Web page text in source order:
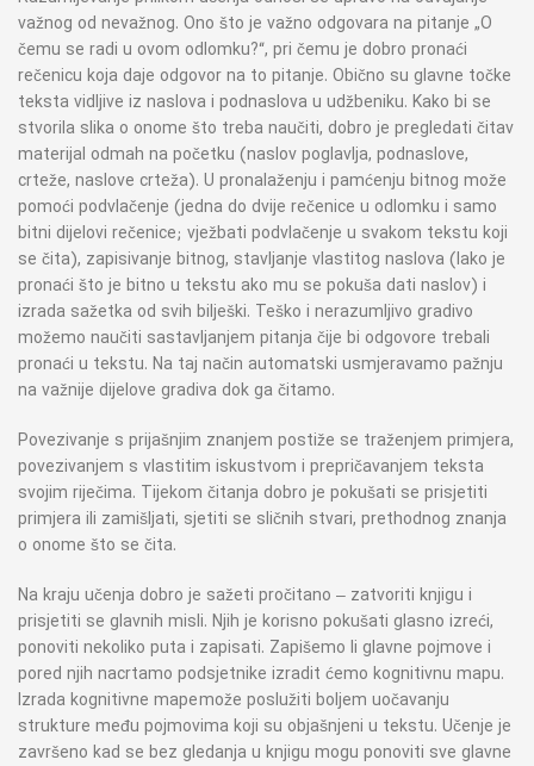
važnog od nevažnog. Ono što je važno odgovara na pitanje „O
čemu se radi u ovom odlomku?“, pri čemu je dobro pronaći
rečenicu koja daje odgovor na to pitanje. Obično su glavne točke
teksta vidljive iz naslova i podnaslova u udžbeniku. Kako bi se
stvorila slika o onome što treba naučiti, dobro je pregledati čitav
materijal odmah na početku (naslov poglavlja, podnaslove,
crteže, naslove crteža). U pronalaženju i pamćenju bitnog može
pomoći podvlačenje (jedna do dvije rečenice u odlomku i samo
bitni dijelovi rečenice; vježbati podvlačenje u svakom tekstu koji
se čita), zapisivanje bitnog, stavljanje vlastitog naslova (lako je
pronaći što je bitno u tekstu ako mu se pokuša dati naslov) i
izrada sažetka od svih bilješki. Teško i nerazumljivo gradivo
možemo naučiti sastavljanjem pitanja čije bi odgovore trebali
pronaći u tekstu. Na taj način automatski usmjeravamo pažnju
na važnije dijelove gradiva dok ga čitamo.
Povezivanje s prijašnjim znanjem postiže se traženjem primjera,
povezivanjem s vlastitim iskustvom i prepričavanjem teksta
svojim riječima. Tijekom čitanja dobro je pokušati se prisjetiti
primjera ili zamišljati, sjetiti se sličnih stvari, prethodnog znanja
o onome što se čita.
Na kraju učenja dobro je sažeti pročitano – zatvoriti knjigu i
prisjetiti se glavnih misli. Njih je korisno pokušati glasno izreći,
ponoviti nekoliko puta i zapisati. Zapišemo li glavne pojmove i
pored njih nacrtamo podsjetnike izradit ćemo kognitivnu mapu.
Izrada kognitivne mape može poslužiti boljem uočavanju
strukture među pojmovima koji su objašnjeni u tekstu. Učenje je
završeno kad se bez gledanja u knjigu mogu ponoviti sve glavne